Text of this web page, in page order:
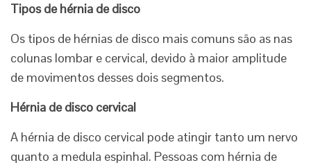
Tipos de hérnia de disco
Os tipos de hérnias de disco mais comuns são as nas
colunas lombar e cervical, devido à maior amplitude
de movimentos desses dois segmentos.
Hérnia de disco cervical
A hérnia de disco cervical pode atingir tanto um nervo
quanto a medula espinhal. Pessoas com hérnia de